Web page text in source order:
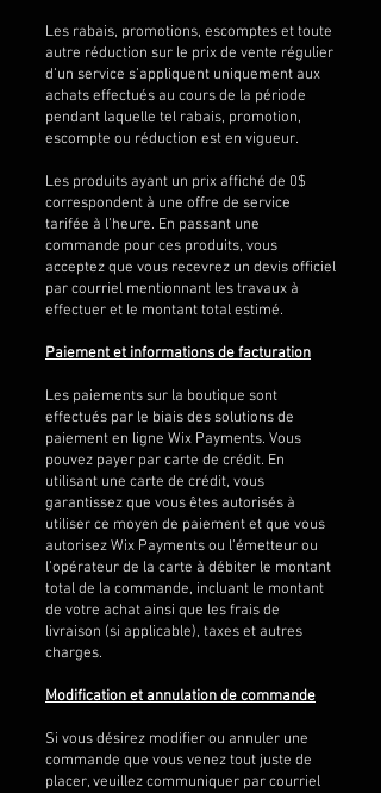
Les rabais, promotions, escomptes et toute
autre réduction sur le prix de vente régulier
d’un service s’appliquent uniquement aux
achats effectués au cours de la période
pendant laquelle tel rabais, promotion,
escompte ou réduction est en vigueur.
Les produits ayant un prix affiché de 0$
correspondent à une offre de service
tarifée à l’heure. En passant une
commande pour ces produits, vous
acceptez que vous recevrez un devis officiel
par courriel mentionnant les travaux à
effectuer et le montant total estimé.
Paiement et informations de facturation
Les paiements sur la boutique sont
effectués par le biais des solutions de
paiement en ligne Wix Payments. Vous
pouvez payer par carte de crédit. En
utilisant une carte de crédit, vous
garantissez que vous êtes autorisés à
utiliser ce moyen de paiement et que vous
autorisez Wix Payments ou l’émetteur ou
l’opérateur de la carte à débiter le montant
total de la commande, incluant le montant
de votre achat ainsi que les frais de
livraison (si applicable), taxes et autres
charges.
Modification et annulation de commande
Si vous désirez modifier ou annuler une
commande que vous venez tout juste de
placer, veuillez communiquer par courriel